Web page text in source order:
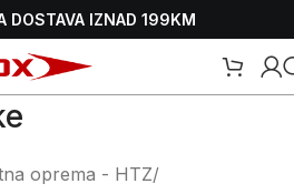
DOSTAVA IZNAD 199KM
oprema - HTZ/